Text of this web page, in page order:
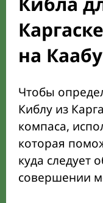
на Каабу
Чтобы
Киблу из
компаса,
которая
куда следует
совершении